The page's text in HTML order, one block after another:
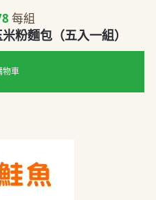
每組
粉麵包（五入一組）
物車